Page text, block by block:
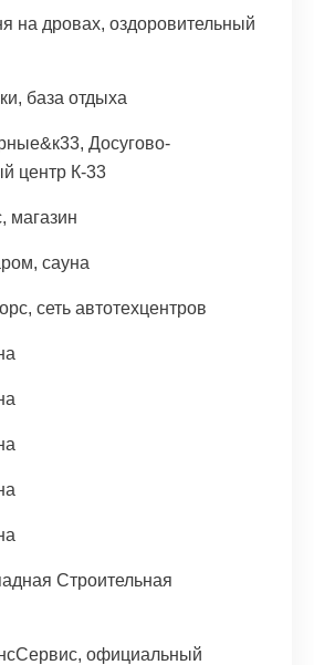
на дровах, оздоровительный
база отдыха
Досугово-
центр К-33
магазин
сауна
сеть автотехцентров
Строительная
официальный